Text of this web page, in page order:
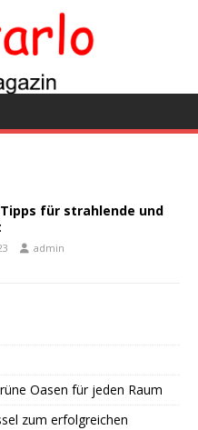
für strahlende und
admin
Oasen für jeden Raum
zum erfolgreichen